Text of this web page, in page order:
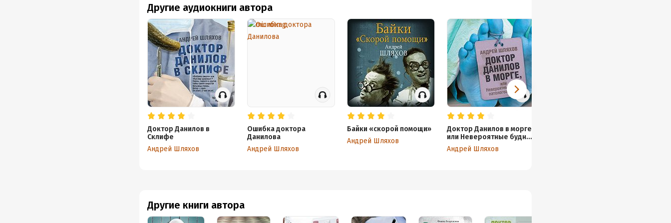
Другие книги автора
Другие аудиокниги автора
Доктор Данилов в
Склифе
Андрей Шляхов
Ошибка доктора
Данилова
Андрей Шляхов
Байки «скорой помощи»
Андрей Шляхов
Доктор Данилов в морге,
или Невероятные будни
патологоанатома
Андрей Шляхов